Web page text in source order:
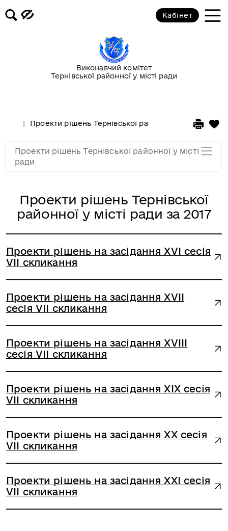
Виконавчий комітет
Тернівської районної у місті ради
Кабінет
Проекти рішень Тернівської районної у місті ради
Проекти рішень Тернівської
районної у місті ради за 2017
Проекти рішень на засідання XVІ сесія
VІІ скликання
Проекти рішень на засідання XVІІ
сесія VІІ скликання
Проекти рішень на засідання XVІІІ
сесія VІІ скликання
Проекти рішень на засідання XІХ сесія
VІІ скликання
Проекти рішень на засідання XХ сесія
VІІ скликання
Проекти рішень на засідання XХІ сесія
VІІ скликання
Проекти рішень Тернівської районної у місті
ради
Проекти рішень Тернівської
районної у місті ради за 2020
Проекти рішень Тернівської
районної у місті ради за 2019
районної у місті ради за 2017